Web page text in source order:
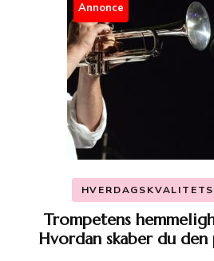
Annonce
Trompetens
Hvordan skaber du